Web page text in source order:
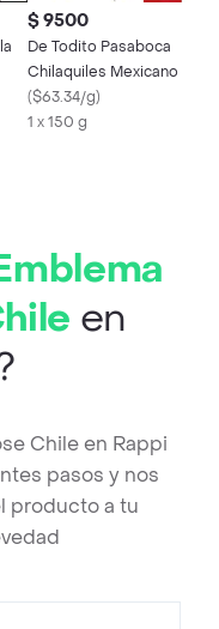
$ 9500
De Todito Pasaboca
Chilaquiles Mexicano
($63.34/g)
1 x 150 g
en
Chile en Rappi
pasos y nos
producto a tu